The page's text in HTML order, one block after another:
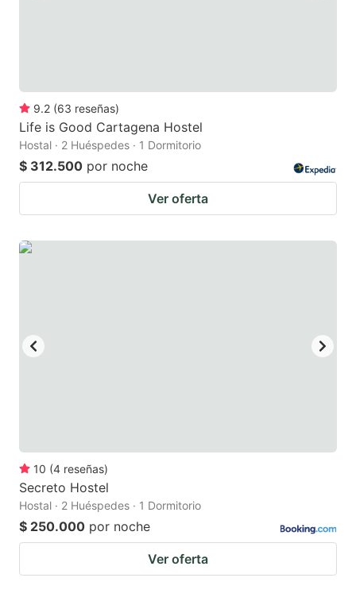
9.2 (63 reseñas)
Life is Good Cartagena Hostel
Hostal · 2 Huéspedes · 1 Dormitorio
$ 312.500 por noche
Ver oferta
10 (4 reseñas)
Secreto Hostel
Hostal · 2 Huéspedes · 1 Dormitorio
$ 250.000 por noche
Ver oferta